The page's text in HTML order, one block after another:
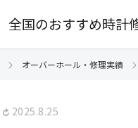
全国のおすすめ時計
オーバーホール・修理実績
2025.8.25